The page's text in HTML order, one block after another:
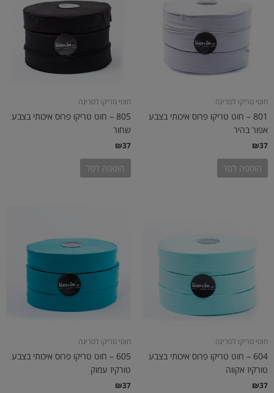
חוטי טריקו לסריגה
801 – חוט טריקו פרוס איכותי בצבע
אפור בהיר
₪37
הוספה לסל
חוטי טריקו לסריגה
805 – חוט טריקו פרוס איכותי בצבע
שחור
₪37
הוספה לסל
חוטי טריקו לסריגה
604 – חוט טריקו פרוס איכותי בצבע
טורקיז אקווה
₪37
חוטי טריקו לסריגה
605 – חוט טריקו פרוס איכותי בצבע
טורקיז עמוק
₪37